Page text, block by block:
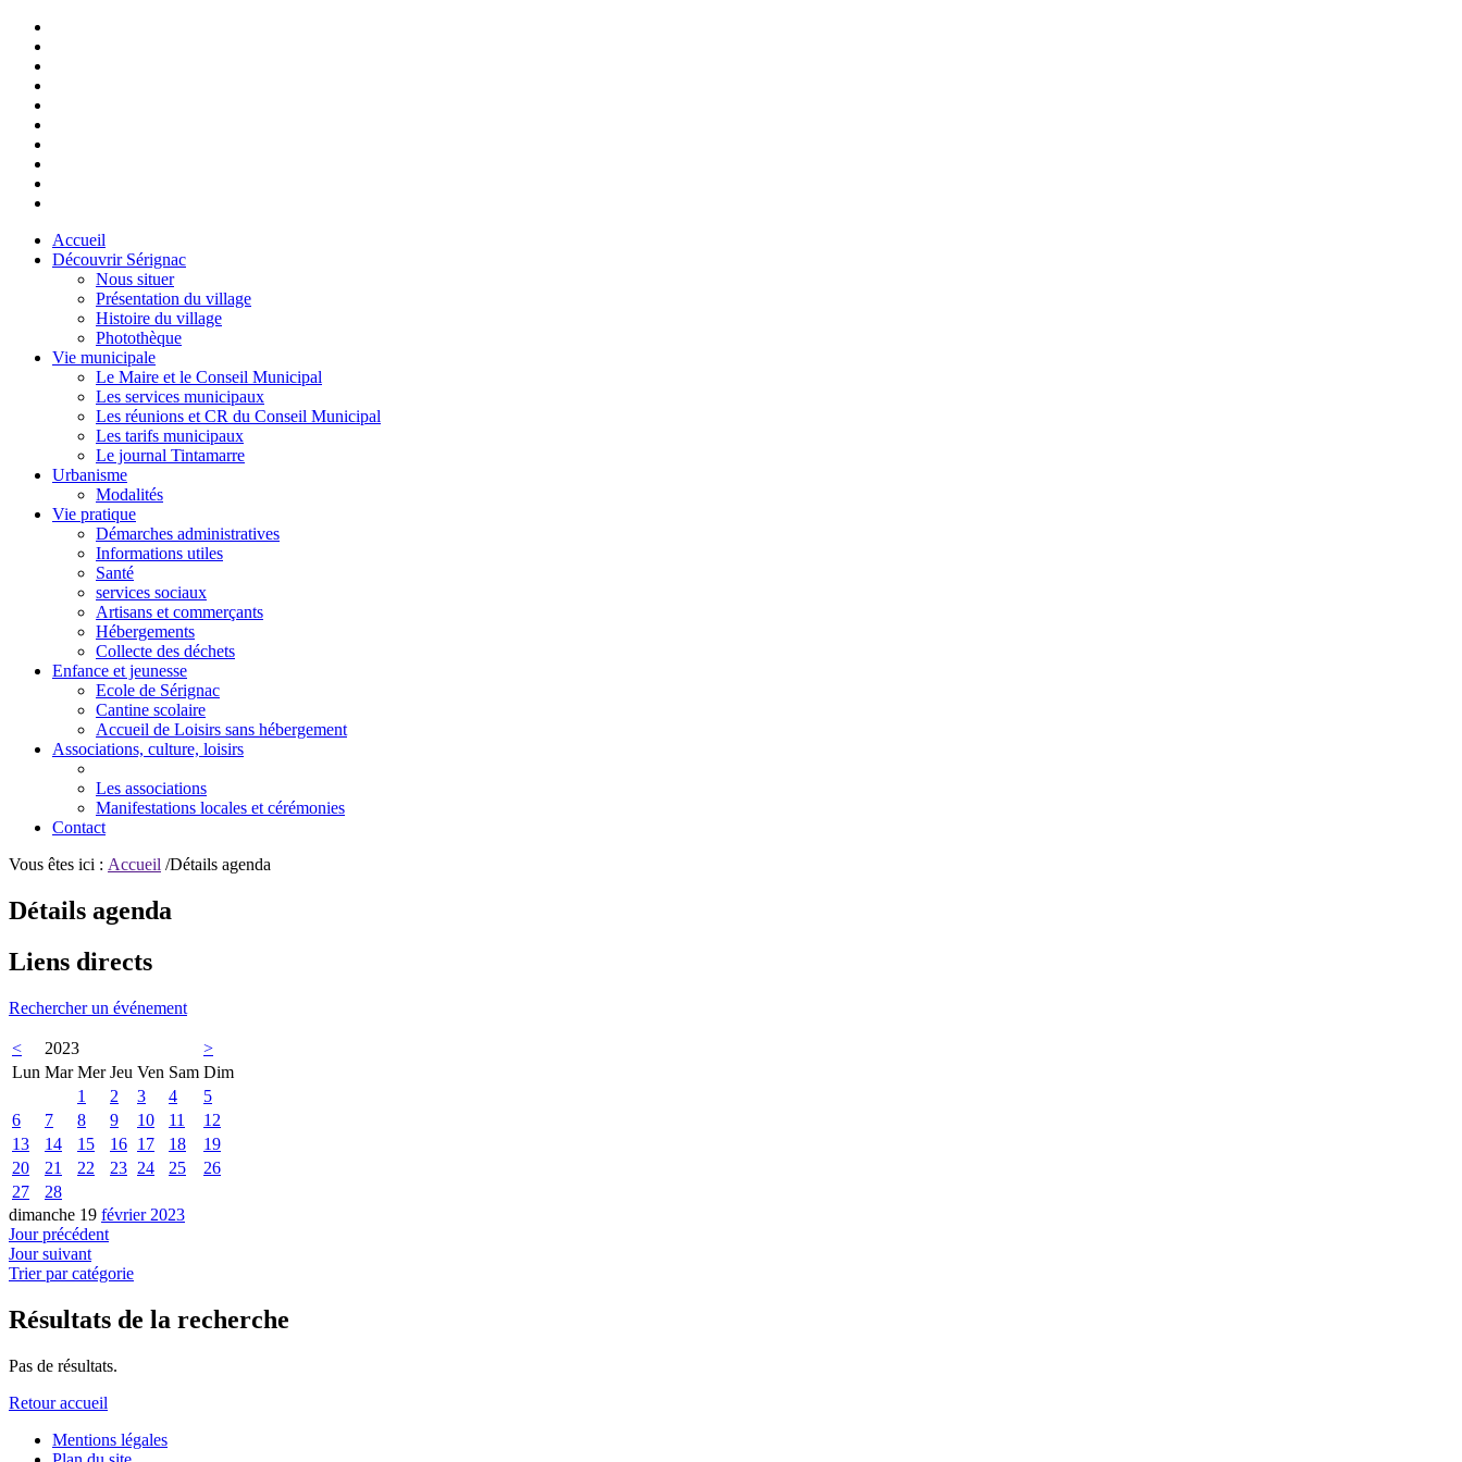
Accueil
Découvrir Sérignac
Nous situer
Présentation du village
Histoire du village
Photothèque
Vie municipale
Le Maire et le Conseil Municipal
Les services municipaux
Les réunions et CR du Conseil Municipal
Les tarifs municipaux
Le journal Tintamarre
Urbanisme
Modalités
Vie pratique
Démarches administratives
Informations utiles
Santé
services sociaux
Artisans et commerçants
Hébergements
Collecte des déchets
Enfance et jeunesse
Ecole de Sérignac
Cantine scolaire
Accueil de Loisirs sans hébergement
Associations, culture, loisirs
Les associations
Manifestations locales et cérémonies
Contact
Vous êtes ici : Accueil /Détails agenda
Détails agenda
Liens directs
Rechercher un événement
< 2023
>
Lun Mar Mer Jeu Ven Sam Dim
1
2 3 4
5
6
7 8 9 10 11
12
13
14 15 16 17 18
19
20
21 22 23 24 25
26
27
28
dimanche 19 février 2023
Jour précédent
Jour suivant
Trier par catégorie
Résultats de la recherche
Pas de résultats.
Retour accueil
Mentions légales